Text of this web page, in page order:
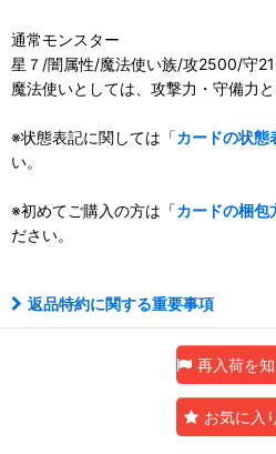
通常モンスター
星７/闇属性/魔法使い族/攻2500/守
魔法使いとしては、攻撃力・守備力と
※状態表記に関しては「カードの状態
い。
※初めてご購入の方は「カードの梱包
ださい。
返品特約に関する重要事項
再入荷を
お気に入